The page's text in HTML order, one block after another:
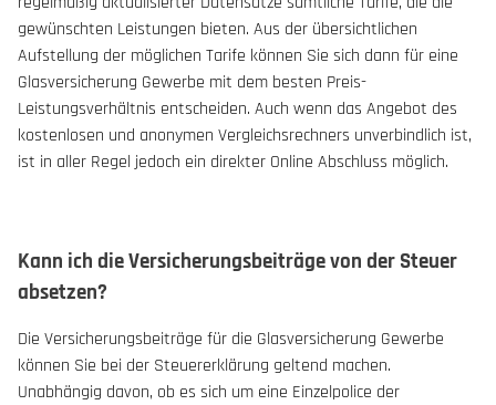
gewünschten Leistungen bieten. Aus der übersichtlichen
Aufstellung der möglichen Tarife können Sie sich dann für eine
Glasversicherung Gewerbe mit dem besten Preis-
Leistungsverhältnis entscheiden. Auch wenn das Angebot des
kostenlosen und anonymen Vergleichsrechners unverbindlich ist,
ist in aller Regel jedoch ein direkter Online Abschluss möglich.
Kann ich die Versicherungsbeiträge von der Steuer
absetzen?
Die Versicherungsbeiträge für die Glasversicherung Gewerbe
können Sie bei der Steuererklärung geltend machen.
Unabhängig davon, ob es sich um eine Einzelpolice der